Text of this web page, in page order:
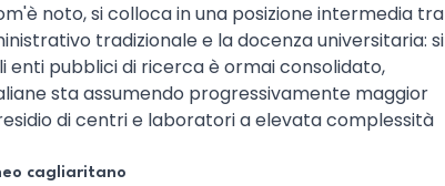
noto, si colloca in una posizione intermedia tra
tradizionale e la docenza universitaria: si
enti pubblici di ricerca è ormai consolidato,
sta assumendo progressivamente maggior
di centri e laboratori a elevata complessità
cagliaritano